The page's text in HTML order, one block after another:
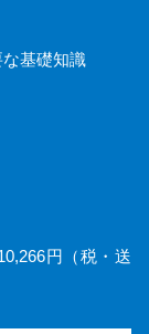
な基礎知識
円（税・送